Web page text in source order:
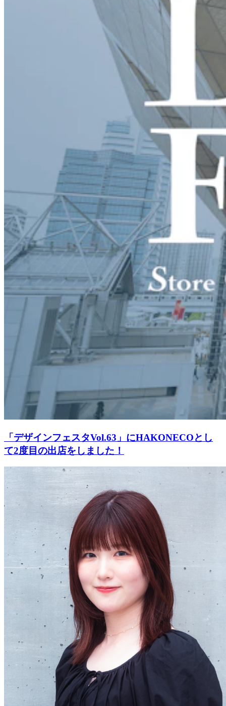
「デザインフェスタVol.63」にHAKONECOとし
て2度目の出店をしました！